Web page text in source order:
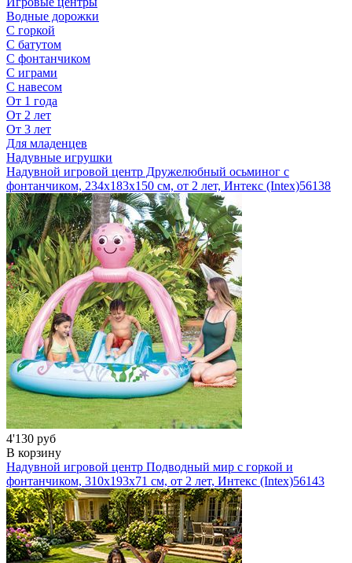
Водные дорожки
С горкой
С батутом
С фонтанчиком
С играми
С навесом
От 1 года
От 2 лет
От 3 лет
Для младенцев
Надувные игрушки
Надувной игровой центр Дружелюбный осьминог с
фонтанчиком, 234х183х150 см, от 2 лет, Интекс (Intex)56138
4'130 руб
В корзину
Надувной игровой центр Подводный мир с горкой и
фонтанчиком, 310х193х71 см, от 2 лет, Интекс (Intex)56143